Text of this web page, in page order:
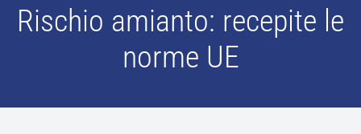
Rischio amianto: recepite le
norme UE